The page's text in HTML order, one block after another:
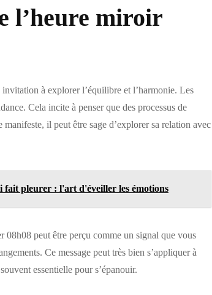
l’heure miroir
à explorer l’équilibre et l’harmonie. Les
Cela incite à penser que des processus de
il peut être sage d’explorer sa relation avec
pleurer : l'art d'éveiller les émotions
08h08 peut être perçu comme un signal que vous
Ce message peut très bien s’appliquer à
essentielle pour s’épanouir.